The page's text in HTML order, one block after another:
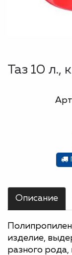
Таз 10 л.,
Описание
изделие,
разного рода,